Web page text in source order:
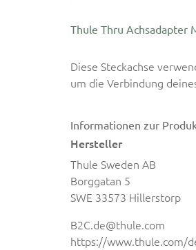
Thule Thru Achsadapter
Diese Steckachse
um die Verbindung
Informationen zur
Hersteller
Thule Sweden AB
Borggatan 5
SWE 33573 Hillerstorp
B2C.de@thule.com
https://www.thule.com/